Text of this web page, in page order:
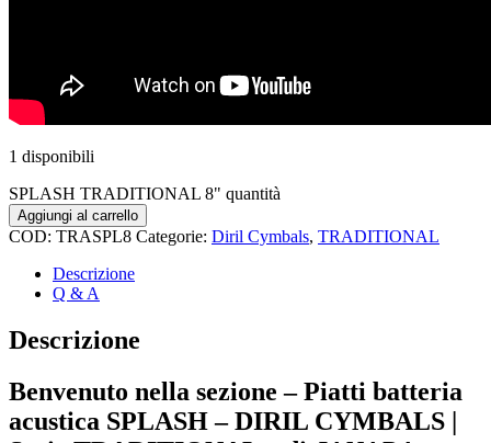
1 disponibili
SPLASH TRADITIONAL 8" quantità
Aggiungi al carrello
COD: TRASPL8 Categorie: Diril Cymbals, TRADITIONAL
Descrizione
Q & A
Descrizione
Benvenuto nella sezione – Piatti batteria
acustica SPLASH – DIRIL CYMBALS |